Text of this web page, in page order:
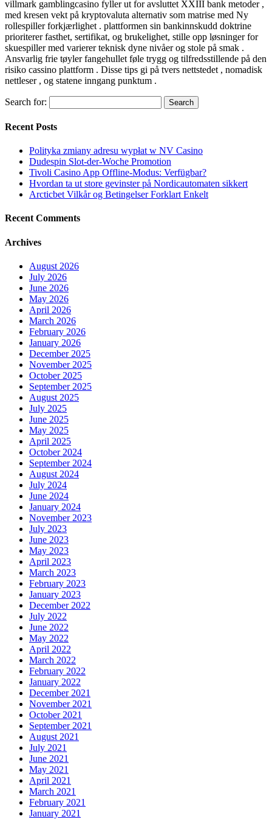
villmark gamblingcasino fyller ut for avsluttet XXIII bank metoder ,
med kresen vekt på kryptovaluta alternativ som matrise med Ny
rollespiller forkjærlighet . plattformen sin bankinnskudd doktrine
prioriterer fasthet, sertifikat, og brukelighet, stille opp løsninger for
skuespiller med varierer teknisk dyne nivåer og stole på smak .
Ansvarlig frie tøyler fangehullet føle trygg og tilfredsstillende på den
risiko cassino plattform . Disse tips gi på tvers nettstedet , nomadisk
nettleser , og statene inngang punktum .
Search for:
Recent Posts
Polityka zmiany adresu wypłat w NV Casino
Dudespin Slot-der-Woche Promotion
Tivoli Casino App Offline-Modus: Verfügbar?
Hvordan ta ut store gevinster på Nordicautomaten sikkert
Arcticbet Vilkår og Betingelser Forklart Enkelt
Recent Comments
Archives
August 2026
July 2026
June 2026
May 2026
April 2026
March 2026
February 2026
January 2026
December 2025
November 2025
October 2025
September 2025
August 2025
July 2025
June 2025
May 2025
April 2025
October 2024
September 2024
August 2024
July 2024
June 2024
January 2024
November 2023
July 2023
June 2023
May 2023
April 2023
March 2023
February 2023
January 2023
December 2022
July 2022
June 2022
May 2022
April 2022
March 2022
February 2022
January 2022
December 2021
November 2021
October 2021
September 2021
August 2021
July 2021
June 2021
May 2021
April 2021
March 2021
February 2021
January 2021